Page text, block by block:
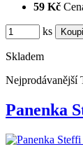
59 Kč
ks
Skladem
Nejprodávanější
Panenka